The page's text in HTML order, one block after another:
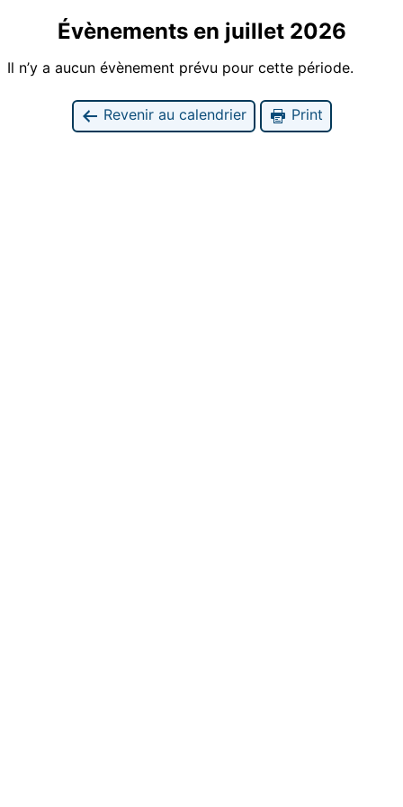
Évènements en juillet 2026
Il n’y a aucun évènement prévu pour cette période.
Revenir au calendrier Print